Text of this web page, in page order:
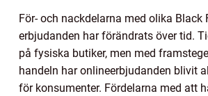
För- och nackdelarna med olika Black
erbjudanden har förändrats över tid.
på fysiska butiker, men med
handeln har onlineerbjudanden blivit
för konsumenter. Fördelarna med att